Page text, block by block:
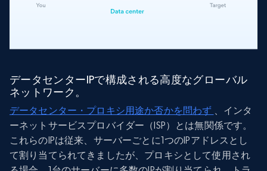
データセンターIPで構成される高度なグローバル
ネットワーク。
データセンター・プロキシ用途か否かを問わず 、インタ
ーネットサービスプロバイダー（ISP）とは無関係です。
これらのIPは従来、サーバーごとに1つのIPアドレスとし
て割り当てられてきましたが、プロキシとして使用され